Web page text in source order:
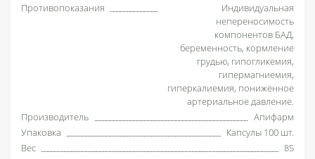
Противопоказания
Индивидуальная
непереносимость
компонентов БАД,
беременность, кормление
грудью, гипогликемия,
гипермагниемия,
гиперкалиемия, пониженное
артериальное давление.
Производитель
Апифарм
Упаковка
Капсулы 100 шт.
Вес
85